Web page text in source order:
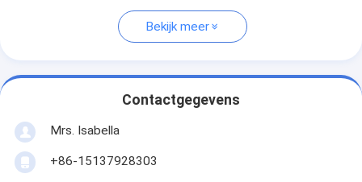
Bekijk meer
Contactgegevens
Mrs. Isabella
+86-15137928303